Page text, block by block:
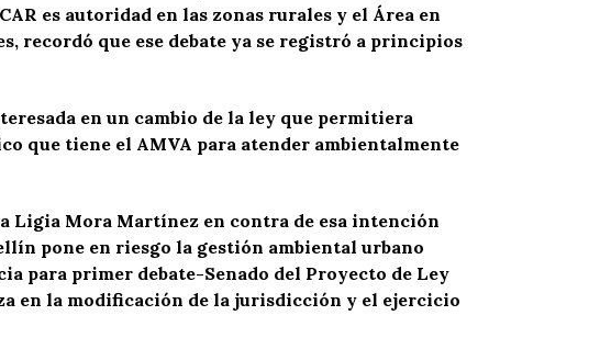
es autoridad en las zonas rurales y el Área en
recordó que ese debate ya se registró a principios
en un cambio de la ley que permitiera
que tiene el AMVA para atender ambientalmente
Ligia Mora Martínez en contra de esa intención
pone en riesgo la gestión ambiental urbano
para primer debate-Senado del Proyecto de Ley
en la modificación de la jurisdicción y el ejercicio